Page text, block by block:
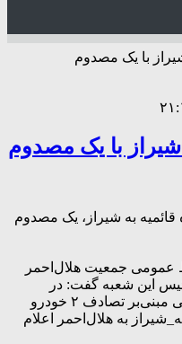
با یک مصدوم
با یک مصدوم
قائمیه به شیراز، یک مصدوم
عمومی جمعيت هلال‌احمر
این شعبه گفت: در
ساعت ۱۴:۰۸ شنبه 6 تیر ماه، گزارشی مبنی‌بر تصادف ۲ خودرو
۱۰۰ جاده قائمیه_شیراز به هلال‌احمر اعلام